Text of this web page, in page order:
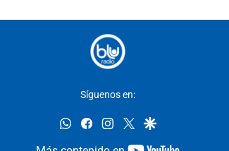
Síguenos en:
whatsappfacebookinstagram
twittergoogle